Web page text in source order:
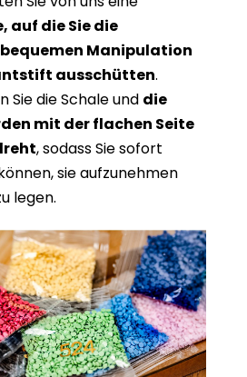
auf die Sie die
Manipulation
ausschütten.
Sie die Schale und die
mit der flachen Seite
, sodass Sie sofort
sie aufzunehmen
legen.